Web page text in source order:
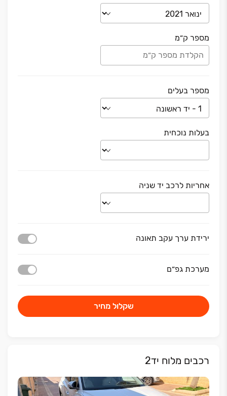
מספר ק״מ
מספר בעלים
בעלות נוכחית
אחריות לרכב יד שניה
ירידת ערך עקב תאונה
מערכת גפ״ם
שקלול מחיר
רכבים מלוח יד2